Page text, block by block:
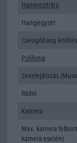
Hangvezérlés
Hangjegyzet
Csengőhang letöltés
Polifonia
Zenelejátszás
Rádió
Kamera
Max. kamera
kamera esetén)